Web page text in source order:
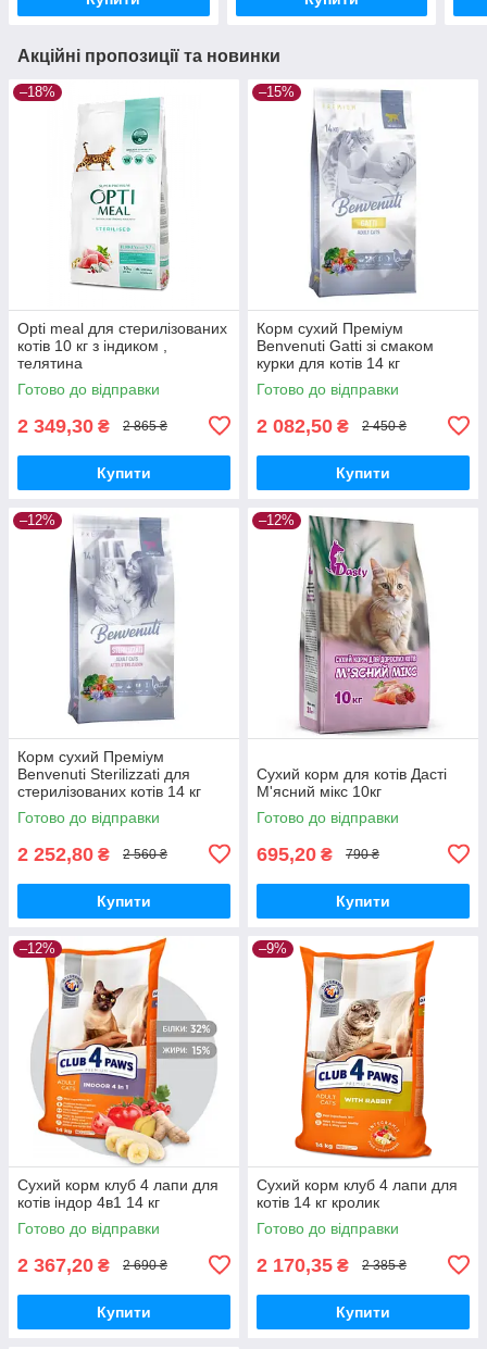
Акційні пропозиції та новинки
–18%
Opti meal для стерилізованих
котів 10 кг з індиком ,
телятина
Готово до відправки
2 349,30 ₴ 2 865 ₴
Купити
–15%
Корм сухий Преміум
Benvenuti Gatti зі смаком
курки для котів 14 кг
Готово до відправки
2 082,50 ₴ 2 450 ₴
Купити
–12%
Корм сухий Преміум
Benvenuti Sterilizzati для
стерилізованих котів 14 кг
Готово до відправки
2 252,80 ₴ 2 560 ₴
Купити
–12%
Сухий корм для котів Дасті
М'ясний мікс 10кг
Готово до відправки
695,20 ₴ 790 ₴
Купити
–12%
Сухий корм клуб 4 лапи для
котів індор 4в1 14 кг
Готово до відправки
2 367,20 ₴ 2 690 ₴
Купити
–9%
Сухий корм клуб 4 лапи для
котів 14 кг кролик
Готово до відправки
2 170,35 ₴ 2 385 ₴
Купити